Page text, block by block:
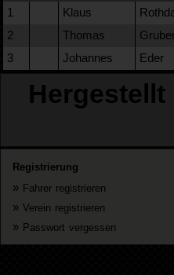
1 Klaus
2
Thomas
3
Johannes Eder
Hergestellt
Registrierung
» Fahrer registrieren
» Verein registrieren
» Passwort vergessen